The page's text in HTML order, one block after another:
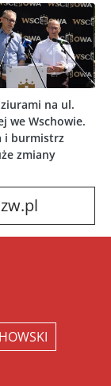
na ul.
we Wschowie.
i burmistrz
zmiany